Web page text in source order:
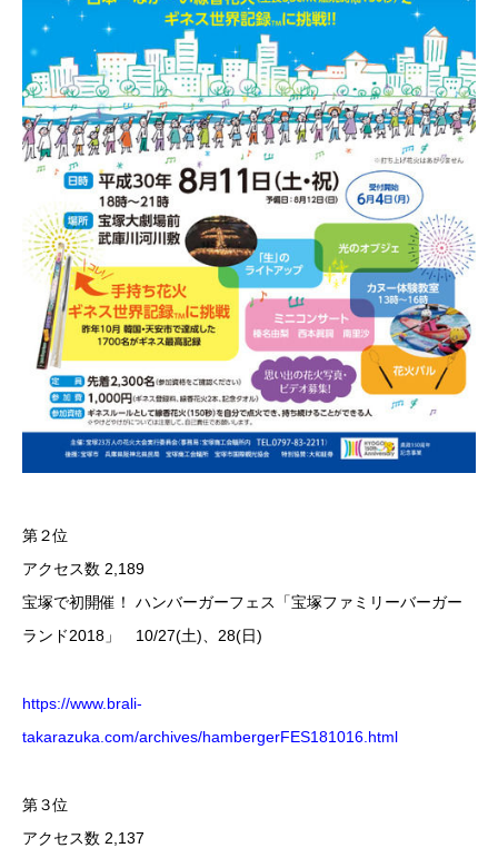
第２位
アクセス数 2,189
宝塚で初開催！ ハンバーガーフェス「宝塚ファミリーバーガー
ランド2018」 10/27(土)、28(日)
https://www.brali-
takarazuka.com/archives/hambergerFES181016.html
第３位
アクセス数 2,137